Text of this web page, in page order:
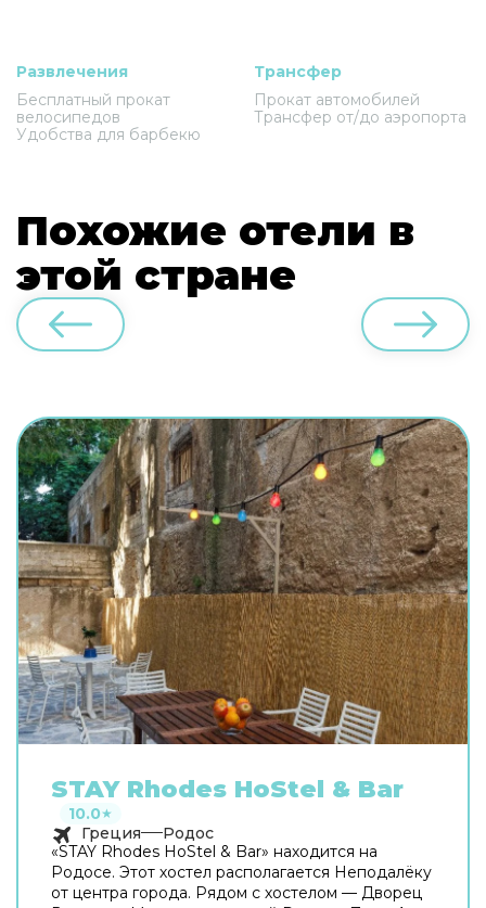
Развлечения
Бесплатный прокат
велосипедов
Удобства для барбекю
Трансфер
Прокат автомобилей
Трансфер от/до аэропорта
Похожие отели в
этой стране
STAY Rhodes HoStel & Bar
10.0★
Греция
Родос
«STAY Rhodes HoStel & Bar» находится на
Родосе. Этот хостел располагается Неподалёку
от центра города. Рядом с хостелом — Дворец